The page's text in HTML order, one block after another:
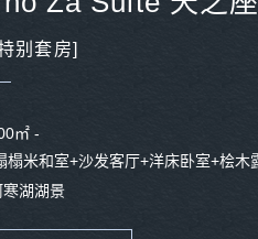
别套房]
㎡ -
榻米和室+沙发客厅+洋床卧室+桧木
寒湖湖景